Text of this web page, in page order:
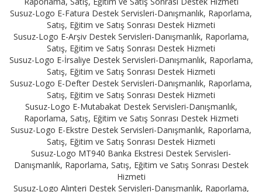
Susuz-Logo E-Fatura Destek Servisleri-Danışmanlık, Raporlama,
Satış, Eğitim ve Satış Sonrası Destek Hizmeti
Susuz-Logo E-Arşiv Destek Servisleri-Danışmanlık, Raporlama,
Satış, Eğitim ve Satış Sonrası Destek Hizmeti
Susuz-Logo E-İrsaliye Destek Servisleri-Danışmanlık, Raporlama,
Satış, Eğitim ve Satış Sonrası Destek Hizmeti
Susuz-Logo E-Defter Destek Servisleri-Danışmanlık, Raporlama,
Satış, Eğitim ve Satış Sonrası Destek Hizmeti
Susuz-Logo E-Mutabakat Destek Servisleri-Danışmanlık,
Raporlama, Satış, Eğitim ve Satış Sonrası Destek Hizmeti
Susuz-Logo E-Ekstre Destek Servisleri-Danışmanlık, Raporlama,
Satış, Eğitim ve Satış Sonrası Destek Hizmeti
Susuz-Logo MT940 Banka Ekstresi Destek Servisleri-
Danışmanlık, Raporlama, Satış, Eğitim ve Satış Sonrası Destek
Hizmeti
Susuz-Logo Alınteri Destek Servisleri-Danışmanlık, Raporlama,